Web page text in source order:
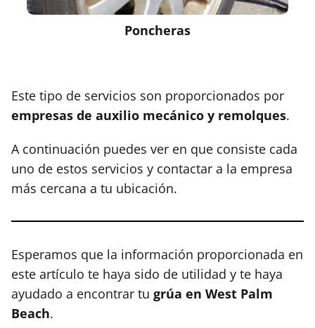
Poncheras
Este tipo de servicios son proporcionados por
empresas de auxilio mecánico y remolques.
A continuación puedes ver en que consiste cada
uno de estos servicios y contactar a la empresa
más cercana a tu ubicación.
Esperamos que la información proporcionada en
este artículo te haya sido de utilidad y te haya
ayudado a encontrar tu grúa en West Palm
Beach.